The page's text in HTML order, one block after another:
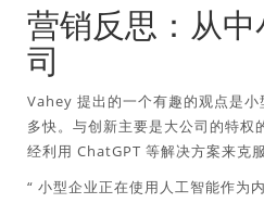
营销反思：从
司
Vahey 提出的一个有趣的观点是
多快。与创新主要是大公司的特权
经利用 ChatGPT 等解决方案来克
“ 小型企业正在使用人工智能作为